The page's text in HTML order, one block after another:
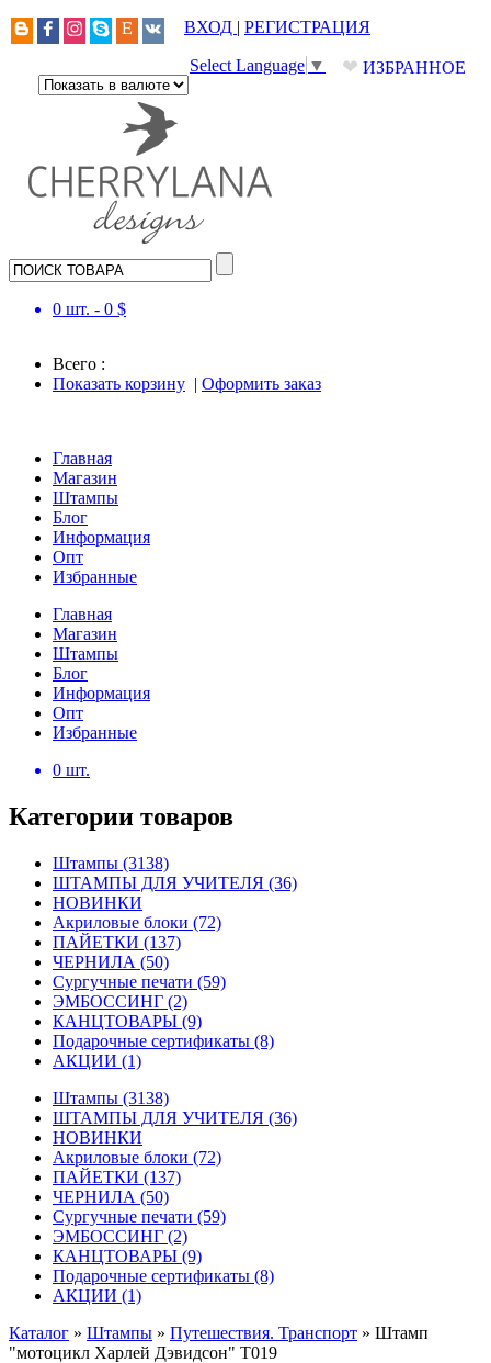
ВХОД | РЕГИСТРАЦИЯ
❤ ИЗБРАННОЕ
Select Language ▼
0 шт. - 0 $
Всего :
Показать корзину | Оформить заказ
Главная
Магазин
Штампы
Блог
Информация
Опт
Избранные
Главная
Магазин
Штампы
Блог
Информация
Опт
Избранные
0 шт.
Категории товаров
Штампы (3138)
ШТАМПЫ ДЛЯ УЧИТЕЛЯ (36)
НОВИНКИ
Акриловые блоки (72)
ПАЙЕТКИ (137)
ЧЕРНИЛА (50)
Сургучные печати (59)
ЭМБОССИНГ (2)
КАНЦТОВАРЫ (9)
Подарочные сертификаты (8)
АКЦИИ (1)
Штампы (3138)
ШТАМПЫ ДЛЯ УЧИТЕЛЯ (36)
НОВИНКИ
Акриловые блоки (72)
ПАЙЕТКИ (137)
ЧЕРНИЛА (50)
Сургучные печати (59)
ЭМБОССИНГ (2)
КАНЦТОВАРЫ (9)
Подарочные сертификаты (8)
АКЦИИ (1)
Каталог » Штампы » Путешествия. Транспорт » Штамп
"мотоцикл Харлей Дэвидсон" T019